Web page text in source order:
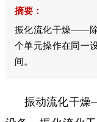
摘要：
振化流化干燥——除
个单元操作在同一
间。
振动流化干燥